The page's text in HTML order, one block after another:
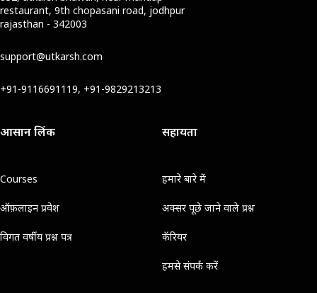
restaurant, 9th chopasani road, jodhpur
rajasthan - 342003
support@utkarsh.com
+91-9116691119, +91-9829213213
आसान लिंक
Courses
ऑफ़लाइन प्रवेश
विगत वर्षीय प्रश्न पत्र
सहायता
हमारे बारे में
अक्सर पूछे जाने वाले प्रश्न
कॅरियर
हमसे संपर्क करें